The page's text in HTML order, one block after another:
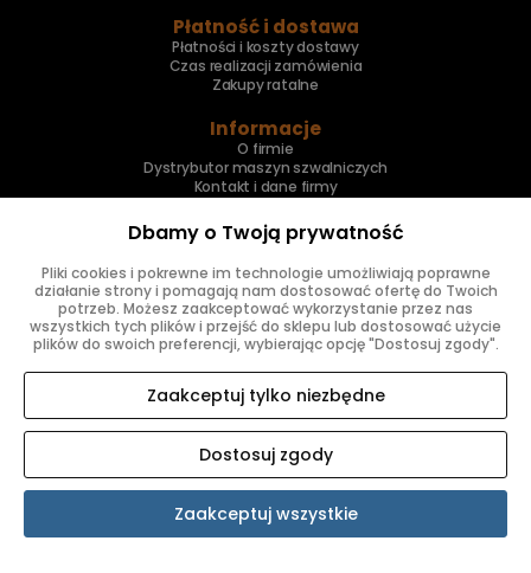
Płatność i dostawa
Płatności i koszty dostawy
Czas realizacji zamówienia
Zakupy ratalne
Informacje
O firmie
Dystrybutor maszyn szwalniczych
Kontakt i dane firmy
Umów prezentację
Inne
Skup maszyn
Naprawa maszyn
Znajdziesz nas
Dbamy o Twoją prywatność
Pliki cookies i pokrewne im technologie umożliwiają poprawne
działanie strony i pomagają nam dostosować ofertę do Twoich
potrzeb. Możesz zaakceptować wykorzystanie przez nas
wszystkich tych plików i przejść do sklepu lub dostosować użycie
plików do swoich preferencji, wybierając opcję "Dostosuj zgody".
Zaakceptuj tylko niezbędne
Dostosuj zgody
Zaakceptuj wszystkie